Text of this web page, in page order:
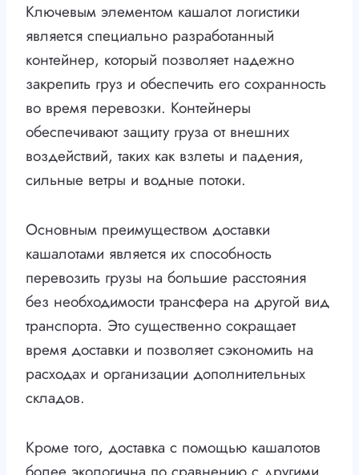
Ключевым элементом кашалот логистики
является специально разработанный
контейнер, который позволяет надежно
закрепить груз и обеспечить его сохранность
во время перевозки. Контейнеры
обеспечивают защиту груза от внешних
воздействий, таких как взлеты и падения,
сильные ветры и водные потоки.
Основным преимуществом доставки
кашалотами является их способность
перевозить грузы на большие расстояния
без необходимости трансфера на другой вид
транспорта. Это существенно сокращает
время доставки и позволяет сэкономить на
расходах и организации дополнительных
складов.
Кроме того, доставка с помощью кашалотов